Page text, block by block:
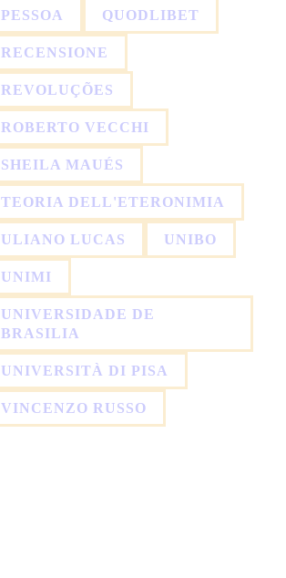
PESSOA QUODLIBET
RECENSIONE
REVOLUÇÕES
ROBERTO VECCHI
SHEILA MAUÉS
TEORIA DELL'ETERONIMIA
ULIANO LUCAS UNIBO
UNIMI
UNIVERSIDADE DE
BRASILIA
UNIVERSITÀ DI PISA
VINCENZO RUSSO